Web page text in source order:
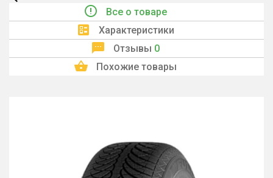
Все о товаре
Характеристики
Отзывы 0
Похожие товары